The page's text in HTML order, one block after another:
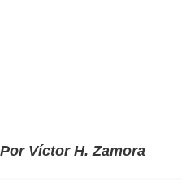
Por Víctor H. Zamora